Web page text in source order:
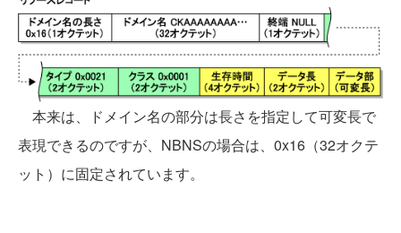
本来は、ドメイン名の部分は長さを指定して可変長で
表現できるのですが、NBNSの場合は、0x16（32オクテ
ット）に固定されています。